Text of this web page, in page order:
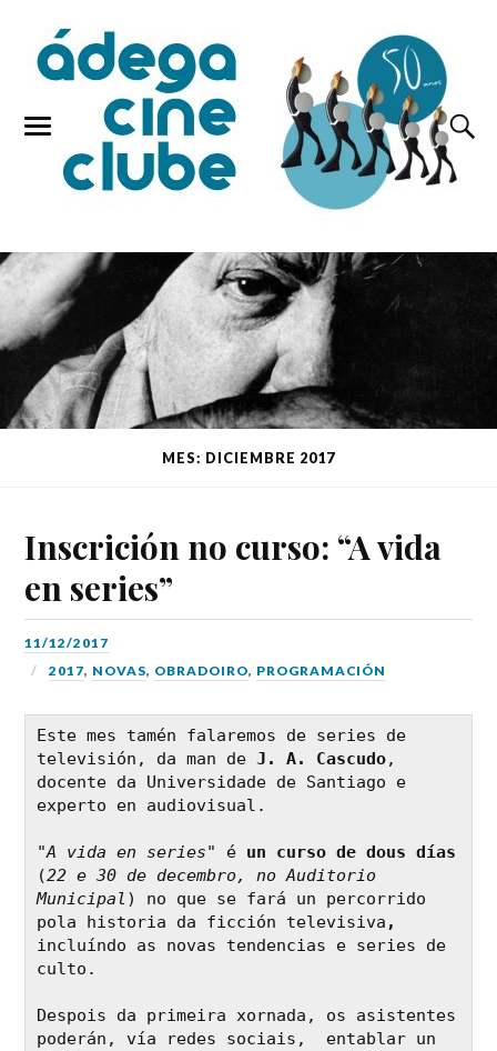
MES: DICIEMBRE 2017
Inscrición no curso: “A vida
en series”
11/12/2017
2017, NOVAS, OBRADOIRO, PROGRAMACIÓN
Este mes tamén falaremos de series de
televisión, da man de J. A. Cascudo,
docente da Universidade de Santiago e
experto en audiovisual.
"A vida en series" é un curso de dous días
(22 e 30 de decembro, no Auditorio
Municipal ) no que se fará un percorrido
pola historia da ficción televisiva ,
incluíndo as novas tendencias e series de
culto.
Despois da primeira xornada, os asistentes
poderán, vía redes sociais,  entablar un